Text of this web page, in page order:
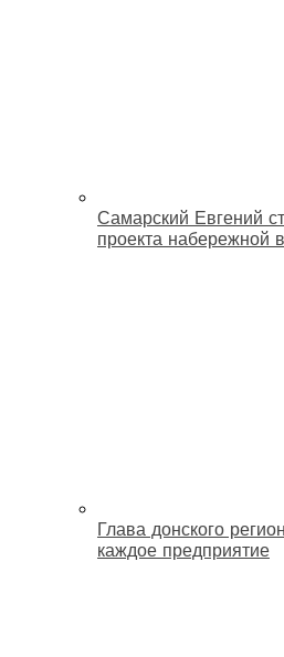
Самарский Евгений
проекта набережной
Глава донского
каждое предприятие